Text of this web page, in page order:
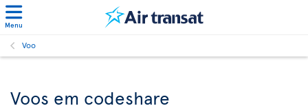
Menu
Voo
Voos em codeshare